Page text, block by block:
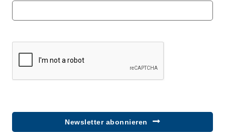
Newsletter abonnieren